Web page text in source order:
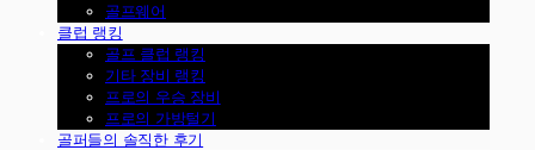
골프웨어
클럽 랭킹
골프 클럽 랭킹
기타 장비 랭킹
프로의 우승 장비
프로의 가방털기
골퍼들의 솔직한 후기